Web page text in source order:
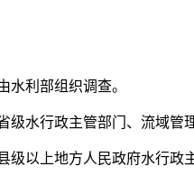
水利部组织调查。
级水行政主管部门、流域管
级以上地方人民政府水行